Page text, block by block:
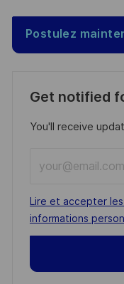
Postulez
Get notified
You'll receive
Email
address
(Required)
Required
Lire et accepter
informations